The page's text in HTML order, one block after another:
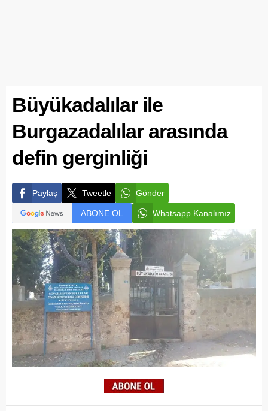
Büyükadalılar ile
Burgazadalılar arasında
defin gerginliği
Paylaş Tweetle Gönder
ABONE OL Whatsapp Kanalımız